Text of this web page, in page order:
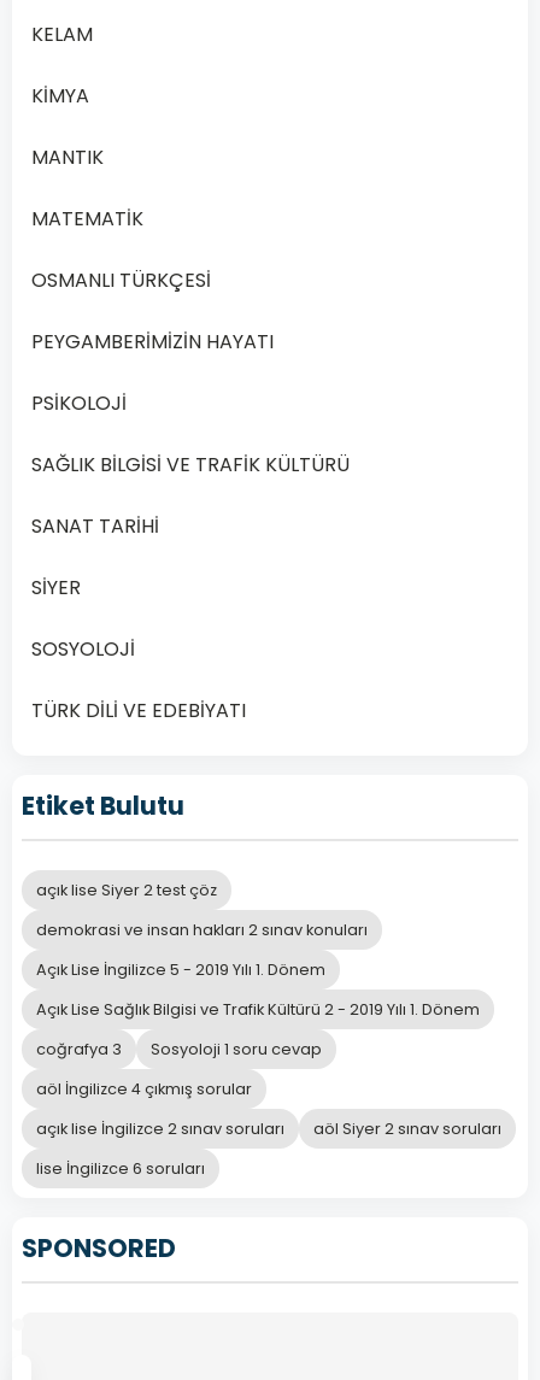
Allah’a
ile
aşağıdakilerden
söylenemez
A
davranışlarını
İnsanın
arayışına
C
İnsanın
kendisini
üstün
sağlar.
Diğer inanç
esaslarının
temelini
oluşturur.
Önceki Sonraki
KELAM
KİMYA
MANTIK
MATEMATİK
OSMANLI TÜRKÇESİ
PEYGAMBERİMİZİN HAYATI
PSİKOLOJİ
SAĞLIK BİLGİSİ VE TRAFİK KÜLTÜRÜ
SANAT TARİHİ
SİYER
SOSYOLOJİ
TÜRK DİLİ VE EDEBİYATI
Etiket Bulutu
açık lise Siyer 2 test çöz
demokrasi ve insan hakları 2 sınav konuları
Açık Lise İngilizce 5 - 2019 Yılı 1. Dönem
Açık Lise Sağlık Bilgisi ve Trafik Kültürü 2 - 2019 Yılı 1. Dönem
coğrafya 3
Sosyoloji 1 soru cevap
aöl İngilizce 4 çıkmış sorular
açık lise İngilizce 2 sınav soruları
aöl Siyer 2 sınav soruları
lise İngilizce 6 soruları
SPONSORED